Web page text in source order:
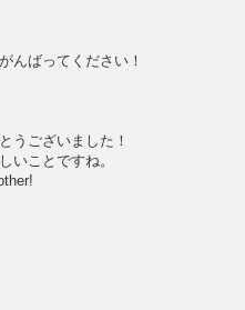
んばってください！
うございました！
いことですね。